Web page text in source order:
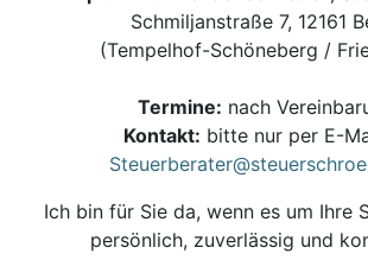
Schmiljanstraße 7, 12161
(Tempelhof-Schöneberg /
Termine: nach
Kontakt: bitte nur per E-
Ich bin für Sie da, wenn es um Ihre
persönlich, zuverlässig und